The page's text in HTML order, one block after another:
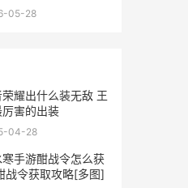
05-28
荣耀出什么装无敌 王
害的出装
04-28
手游酣战令怎么获
战令获取攻略[多图]